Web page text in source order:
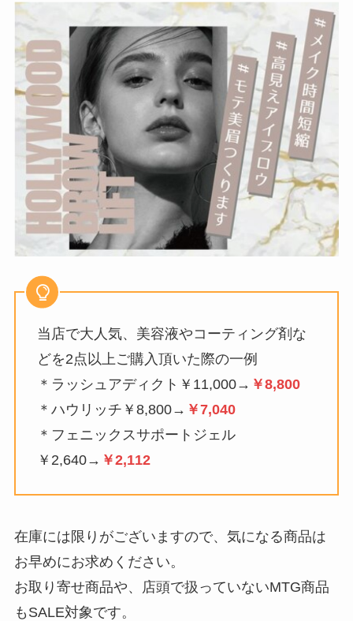
当店で大人気、美容液やコーティング剤な
どを2点以上ご購入頂いた際の一例
＊ラッシュアディクト￥11,000→ ￥8,800
＊ハウリッチ￥8,800→ ￥7,040
＊フェニックスサポートジェル
￥2,640→ ￥2,112
在庫には限りがございますので、気になる商品は
お早めにお求めください。
お取り寄せ商品や、店頭で扱っていないMTG商品
もSALE対象です。